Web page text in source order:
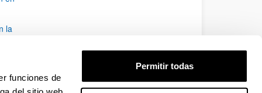
funciones de
Permitir todas
la